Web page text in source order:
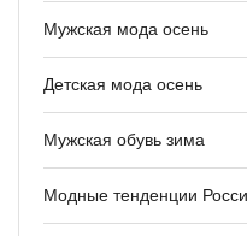
Мужская мода осень
Детская мода осень
Мужская обувь зима
Модные тенденции